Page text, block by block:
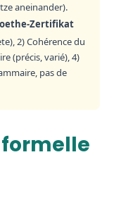
aneinander).
Zertifikat
2) Cohérence du
(précis, varié), 4)
pas de
formelle